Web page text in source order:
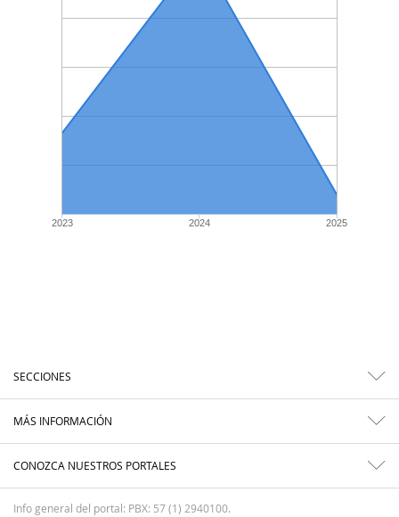
2023 2024 2025
SECCIONES
MÁS INFORMACIÓN
CONOZCA NUESTROS PORTALES
Info general del portal: PBX: 57 (1) 2940100.